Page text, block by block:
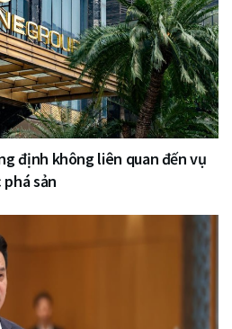
định không liên quan đến vụ
sản